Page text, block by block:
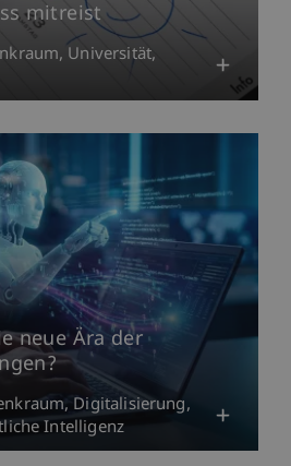
mitreist
Universität
neue Ära der
Digitalisierung
Intelligenz